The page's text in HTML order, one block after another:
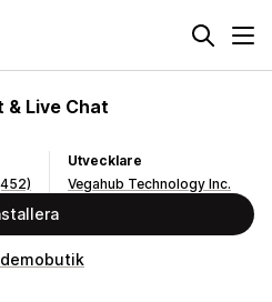
& Live Chat
Utvecklare
Vegahub Technology Inc.